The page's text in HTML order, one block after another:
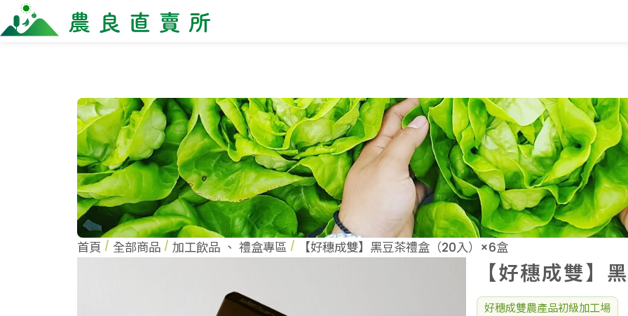
當季優質水果專區
鳳梨專區
柚子專區
禮盒專區
新鮮蔬菜
米、雜糧
麵食、米粉
油、醬油
調味、醬料
農企業
小農
農會
美味食譜
首頁 全部商品 加工飲品、 禮盒專區 【好穗成雙】黑豆茶禮盒（20入）×6盒
【好穗成雙】
好穗成雙農產品初級加工場